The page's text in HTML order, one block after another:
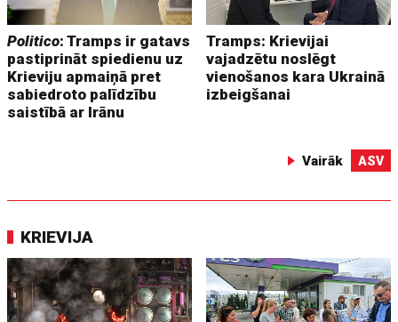
Politico: Tramps ir gatavs
pastiprināt spiedienu uz
Krieviju apmaiņā pret
sabiedroto palīdzību
saistībā ar Irānu
Tramps: Krievijai
vajadzētu noslēgt
vienošanos kara Ukrainā
izbeigšanai
Vairāk ASV
KRIEVIJA